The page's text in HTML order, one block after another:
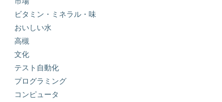
ビタミン・ミネラル・味
おいしい水
高槻
文化
テスト自動化
プログラミング
コンピュータ